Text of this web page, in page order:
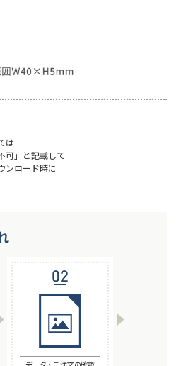
は
可」と記載して
ンロード時に